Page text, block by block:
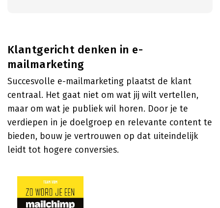
Klantgericht denken in e-
mailmarketing
Succesvolle e-mailmarketing plaatst de klant
centraal. Het gaat niet om wat jij wilt vertellen,
maar om wat je publiek wil horen. Door je te
verdiepen in je doelgroep en relevante content te
bieden, bouw je vertrouwen op dat uiteindelijk
leidt tot hogere conversies.